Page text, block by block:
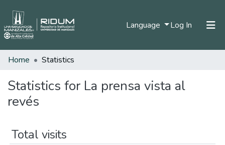
Language Log In (current)
Communities & Collections
Home Statistics
Statistics for La prensa vista al
revés
Total visits